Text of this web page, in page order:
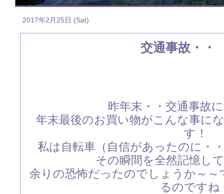
2017年2月25日 (Sat)
交通事故・・
昨年末・・交通事故
年末最後のお買い物がこんな事に
す！
私は自転車（自信があったのに・
その瞬間を全然記憶し
余りの恐怖だったのでしょうか～
るのですね